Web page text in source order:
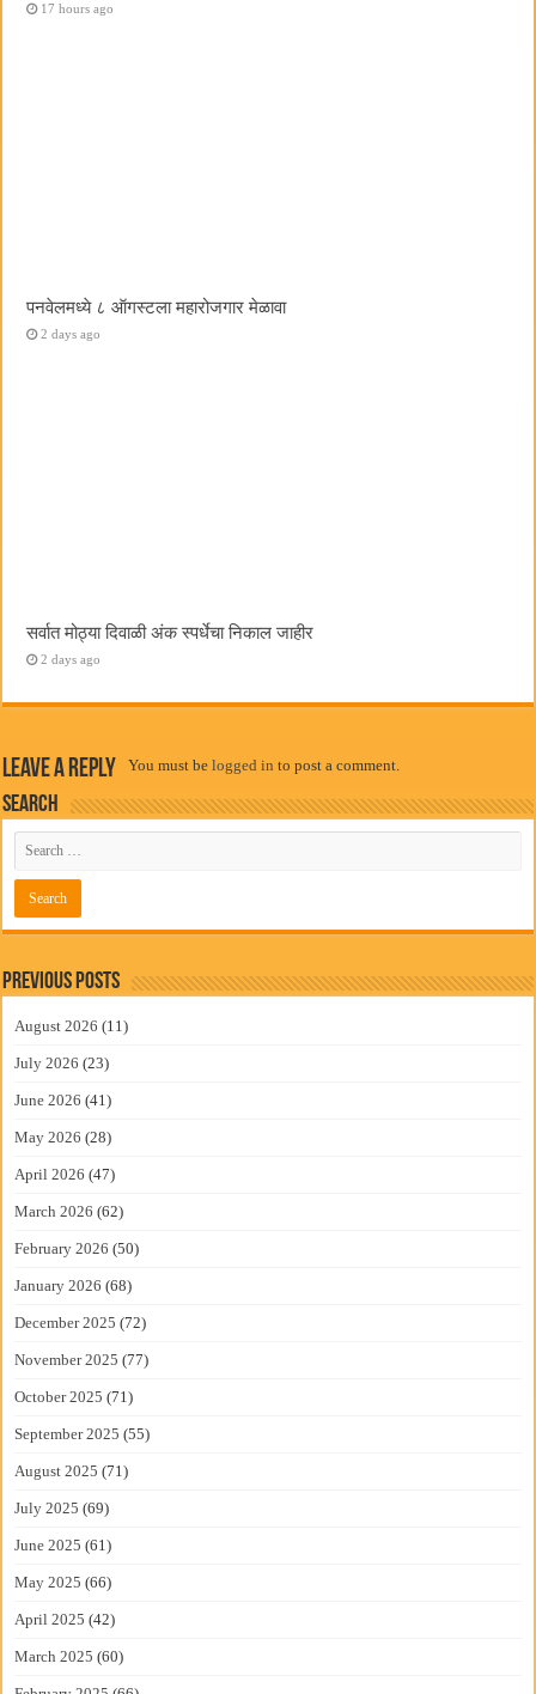
17 hours ago
पनवेलमध्ये ८ ऑगस्टला महारोजगार मेळावा
2 days ago
सर्वात मोठ्या दिवाळी अंक स्पर्धेचा निकाल जाहीर
2 days ago
Leave a Reply You must belogged in to post a comment.
Search
Previous Posts
August 2026 (11)
July 2026 (23)
June 2026 (41)
May 2026 (28)
April 2026 (47)
March 2026 (62)
February 2026 (50)
January 2026 (68)
December 2025 (72)
November 2025 (77)
October 2025 (71)
September 2025 (55)
August 2025 (71)
July 2025 (69)
June 2025 (61)
May 2025 (66)
April 2025 (42)
March 2025 (60)